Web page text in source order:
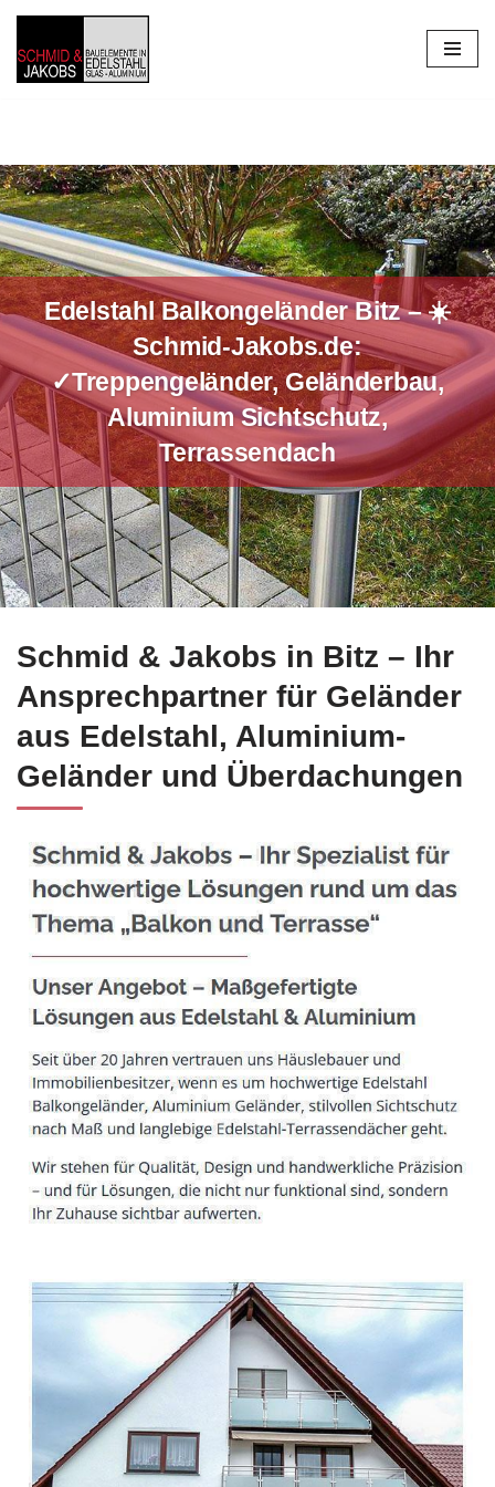
Zum
Inhalt
Edelstahl Balkongeländer Bitz – ☀️
Schmid-Jakobs.de:
✓Treppengeländer, Geländerbau,
Aluminium Sichtschutz,
Terrassendach
Erkunden Sie ☀️Schmid-Jakobs.de für Bitz zu Edelstahl
Schmid & Jakobs in Bitz – Ihr
Ansprechpartner für Geländer
aus Edelstahl, Aluminium-
Geländer und Überdachungen